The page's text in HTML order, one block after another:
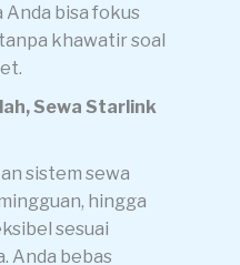
bisa fokus
khawatir soal
Sewa Starlink
sistem sewa
hingga
sesuai
Anda bebas